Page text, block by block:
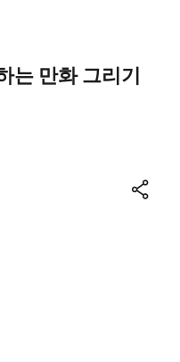
는 만화 그리기